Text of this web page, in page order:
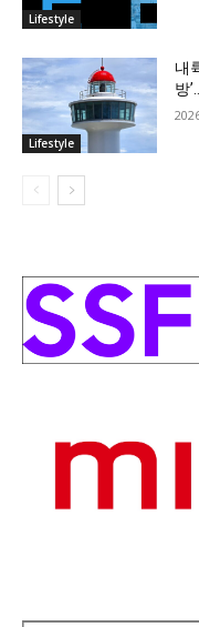
Lifestyle
Lifestyle
내
방